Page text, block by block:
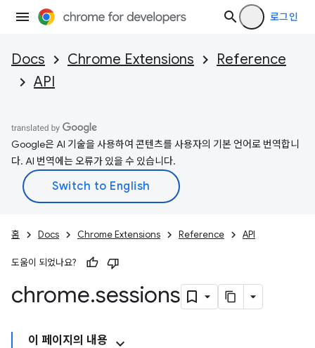
로그인
Docs Chrome Extensions
Reference
API
Google은 AI 기술을 사용하여 콘텐츠를 사용자의 기본 언어로 번역합니
다. AI 번역에는 오류가 있을 수 있습니다.
홈 Docs Chrome Extensions Reference API
도움이 되었나요?
chrome.sessions
이 페이지의 내용